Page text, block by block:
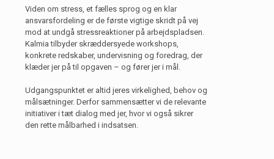
Viden om stress, et fælles sprog og en klar
ansvarsfordeling er de første vigtige skridt på vej
mod at undgå stressreaktioner på arbejdspladsen.
Kalmia tilbyder skræddersyede workshops,
konkrete redskaber, undervisning og foredrag, der
klæder jer på til opgaven – og fører jer i mål.
Udgangspunktet er altid jeres virkelighed, behov og
målsætninger. Derfor sammensætter vi de relevante
initiativer i tæt dialog med jer, hvor vi også sikrer
den rette målbarhed i indsatsen.